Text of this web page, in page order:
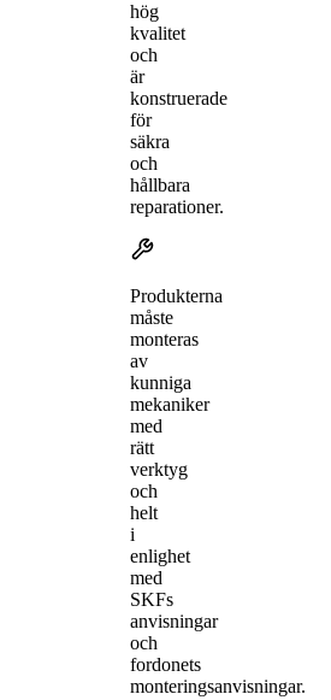
hög
kvalitet
och
är
konstruerade
för
säkra
och
hållbara
reparationer.
Produkterna
måste
monteras
av
kunniga
mekaniker
med
rätt
verktyg
och
helt
i
enlighet
med
SKFs
anvisningar
och
fordonets
monteringsanvisningar.